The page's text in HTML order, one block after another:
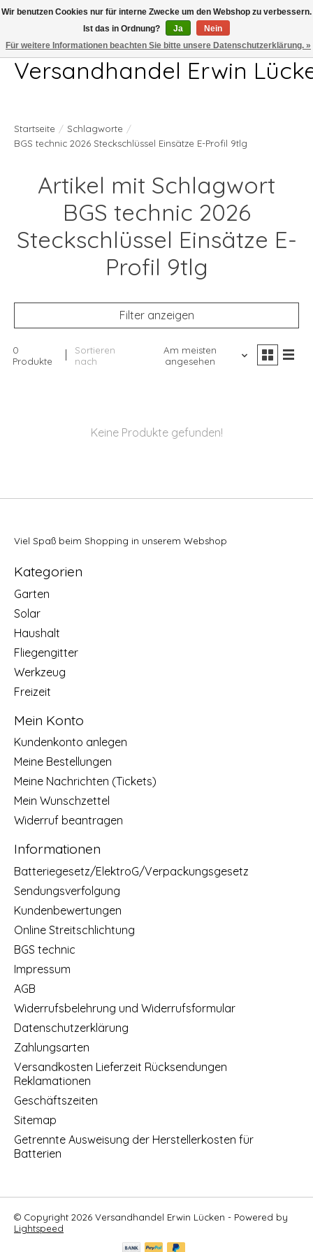
Telefon 04407 715872 MO-DO 7.00-17.00Uhr FR 7.00-13.00Uhr
Versandhandel Erwin
Startseite / Schlagworte /
BGS technic 2026 Steckschlüssel Einsätze E-Profil 9tlg
Artikel mit Schlagwort
BGS technic 2026
Steckschlüssel Einsätze E-
Profil 9tlg
Filter anzeigen
0
Produkte
Sortieren
nach
Am meisten
angesehen
Keine Produkte gefunden!
Viel Spaß beim Shopping in unserem Webshop
Kategorien
Garten
Solar
Haushalt
Fliegengitter
Werkzeug
Freizeit
Mein Konto
Kundenkonto anlegen
Meine Bestellungen
Meine Nachrichten (Tickets)
Mein Wunschzettel
Widerruf beantragen
Informationen
Batteriegesetz/ElektroG/Verpackungsgesetz
Sendungsverfolgung
Kundenbewertungen
Online Streitschlichtung
BGS technic
Impressum
AGB
Widerrufsbelehrung und Widerrufsformular
Datenschutzerklärung
Zahlungsarten
Versandkosten Lieferzeit Rücksendungen
Reklamationen
Geschäftszeiten
Sitemap
Getrennte Ausweisung der Herstellerkosten für
Batterien
© Copyright 2026 Versandhandel Erwin Lücken - Powered by
Lightspeed
Wir benutzen Cookies nur für interne Zwecke um den Webshop zu verbessern.
Ist das in Ordnung?
Ja
Nein
Für weitere Informationen beachten Sie bitte unsere Datenschutzerklärung. »